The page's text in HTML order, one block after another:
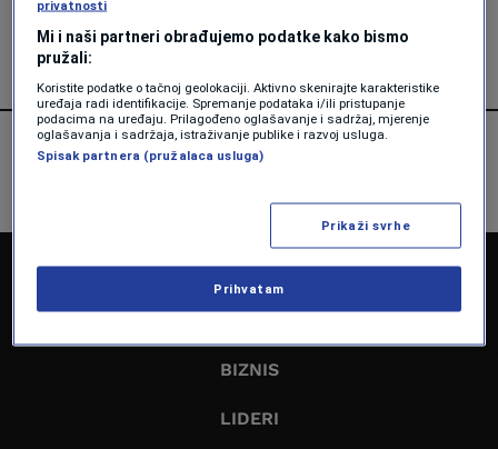
NASLOVNA
BIZNIS
LIDERI
privatnosti
Mi i naši partneri obrađujemo podatke kako bismo
pružali:
Koristite podatke o tačnoj geolokaciji. Aktivno skenirajte karakteristike
uređaja radi identifikacije. Spremanje podataka i/ili pristupanje
podacima na uređaju. Prilagođeno oglašavanje i sadržaj, mjerenje
oglašavanja i sadržaja, istraživanje publike i razvoj usluga.
Spisak partnera (pružalaca usluga)
Prikaži svrhe
Prihvatam